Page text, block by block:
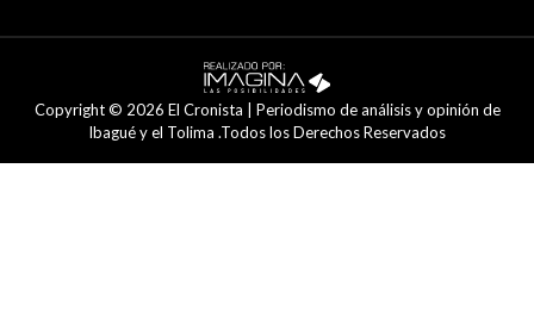
Copyright © 2026 El Cronista | Periodismo de análisis y opinión de
Ibagué y el Tolima .Todos los Derechos Reservados